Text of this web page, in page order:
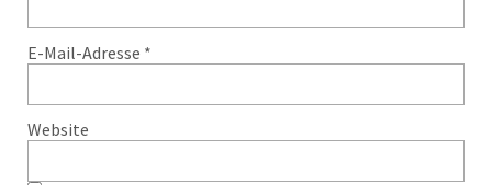
E-Mail-Adresse *
Website